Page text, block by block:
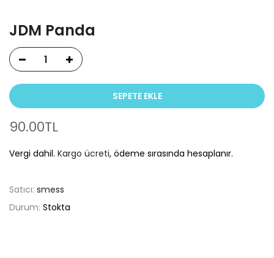
JDM Panda
SEPETE EKLE
90.00TL
Vergi dahil. Kargo ücreti, ödeme sırasında hesaplanır.
Satıcı: smess
Durum: Stokta